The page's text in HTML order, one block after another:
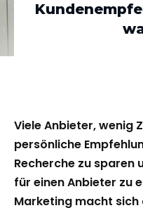
Viele Anbieter, wenig
persönliche
Recherche zu sparen
für einen Anbieter zu
Marketing macht sich